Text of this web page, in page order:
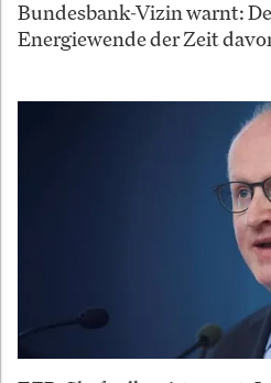
Bundesbank-Vizin warnt:
Energiewende der Zeit